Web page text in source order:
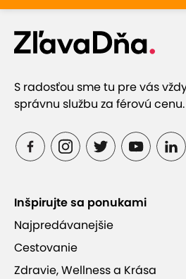
S radosťou sme tu pre vás
správnu službu za férovú cenu.
Inšpirujte sa ponukami
Najpredávanejšie
Cestovanie
Zdravie, Wellness a Krása